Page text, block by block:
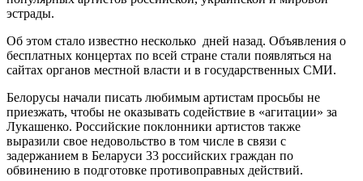
эстрады.
Об этом стало известно несколько дней назад. Объявления о
бесплатных концертах по всей стране стали появляться на
сайтах органов местной власти и в государственных СМИ.
Белорусы начали писать любимым артистам просьбы не
приезжать, чтобы не оказывать содействие в «агитации» за
Лукашенко. Российские поклонники артистов также
выразили свое недовольство в том числе в связи с
задержанием в Беларуси 33 российских граждан по
обвинению в подготовке противоправных действий.